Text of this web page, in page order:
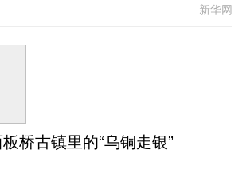
新华网
桥古镇里的“乌铜走银”